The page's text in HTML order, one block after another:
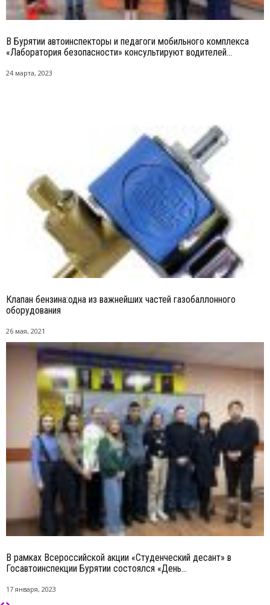
В Бурятии автоинспекторы и педагоги мобильного комплекса
«Лаборатория безопасности» консультируют водителей...
24 марта, 2023
Клапан бензина:одна из важнейших частей газобаллонного
оборудования
26 мая, 2021
В рамках Всероссийской акции «Студенческий десант» в
Госавтоинспекции Бурятии состоялся «День...
17 января, 2023